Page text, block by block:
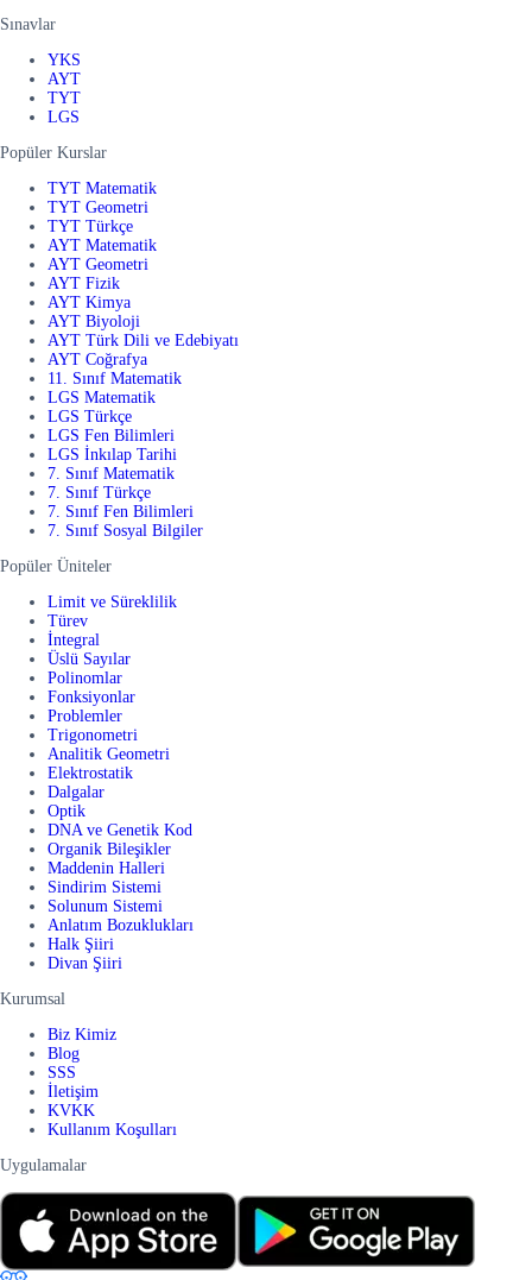
Sınavlar
YKS
AYT
TYT
LGS
Popüler Kurslar
TYT Matematik
TYT Geometri
TYT Türkçe
AYT Matematik
AYT Geometri
AYT Fizik
AYT Kimya
AYT Biyoloji
AYT Türk Dili ve Edebiyatı
AYT Coğrafya
11. Sınıf Matematik
LGS Matematik
LGS Türkçe
LGS Fen Bilimleri
LGS İnkılap Tarihi
7. Sınıf Matematik
7. Sınıf Türkçe
7. Sınıf Fen Bilimleri
7. Sınıf Sosyal Bilgiler
Popüler Üniteler
Limit ve Süreklilik
Türev
İntegral
Üslü Sayılar
Polinomlar
Fonksiyonlar
Problemler
Trigonometri
Analitik Geometri
Elektrostatik
Dalgalar
Optik
DNA ve Genetik Kod
Organik Bileşikler
Maddenin Halleri
Sindirim Sistemi
Solunum Sistemi
Anlatım Bozuklukları
Halk Şiiri
Divan Şiiri
Kurumsal
Biz Kimiz
Blog
SSS
İletişim
KVKK
Kullanım Koşulları
Uygulamalar